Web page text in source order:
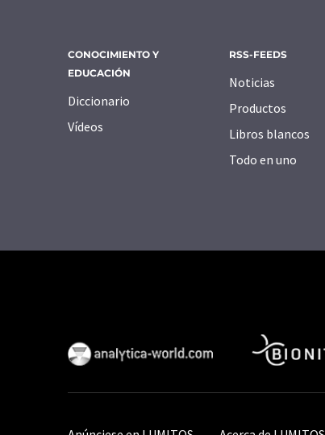
CONOCIMIENTO Y
EDUCACIÓN
Diccionario
Vídeos
RSS-FEEDS
Noticias
Productos
Libros blancos
Todo en uno